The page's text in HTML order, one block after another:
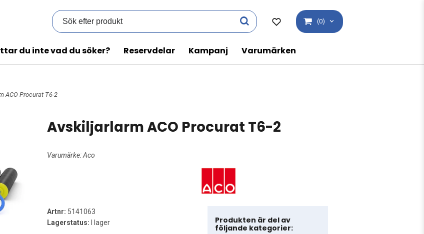
(0)
du inte vad du söker? Reservdelar Kampanj Varumärken
ACO Procurat T6-2
Avskiljarlarm ACO Procurat T6-2
Varumärke:Aco
Artnr: 5141063
Lagerstatus: I lager
Produkten är del av
följande kategorier: